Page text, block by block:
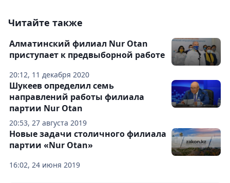
Читайте также
20:12, 11 декабря 2020
Алматинский филиал Nur Otan
приступает к предвыборной работе
20:53, 27 августа 2019
Шукеев определил семь
направлений работы филиала
партии Nur Otan
16:02, 24 июня 2019
Новые задачи столичного филиала
партии «Nur Otan»